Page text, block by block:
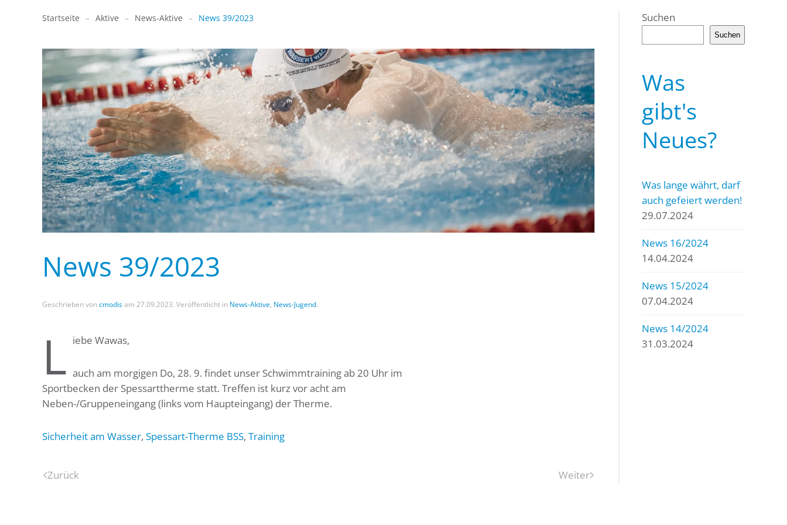
Startseite Aktive News-Aktive News 39/2023
News 39/2023
Geschrieben voncmodisam 27.09.2023. Veröffentlicht in News-Aktive, News-Jugend.
L iebe Wawas,
auch am morgigen Do, 28. 9. findet unser Schwimmtraining ab 20 Uhr im
Sportbecken der Spessarttherme statt. Treffen ist kurz vor acht am
Neben-/Gruppeneingang (links vom Haupteingang) der Therme.
Sicherheit am Wasser, Spessart-Therme BSS, Training
Zurück Weiter
Suchen
Suchen
Was
gibt's
Neues?
Was lange währt, darf
auch gefeiert werden!
29.07.2024
News 16/2024
14.04.2024
News 15/2024
07.04.2024
News 14/2024
31.03.2024